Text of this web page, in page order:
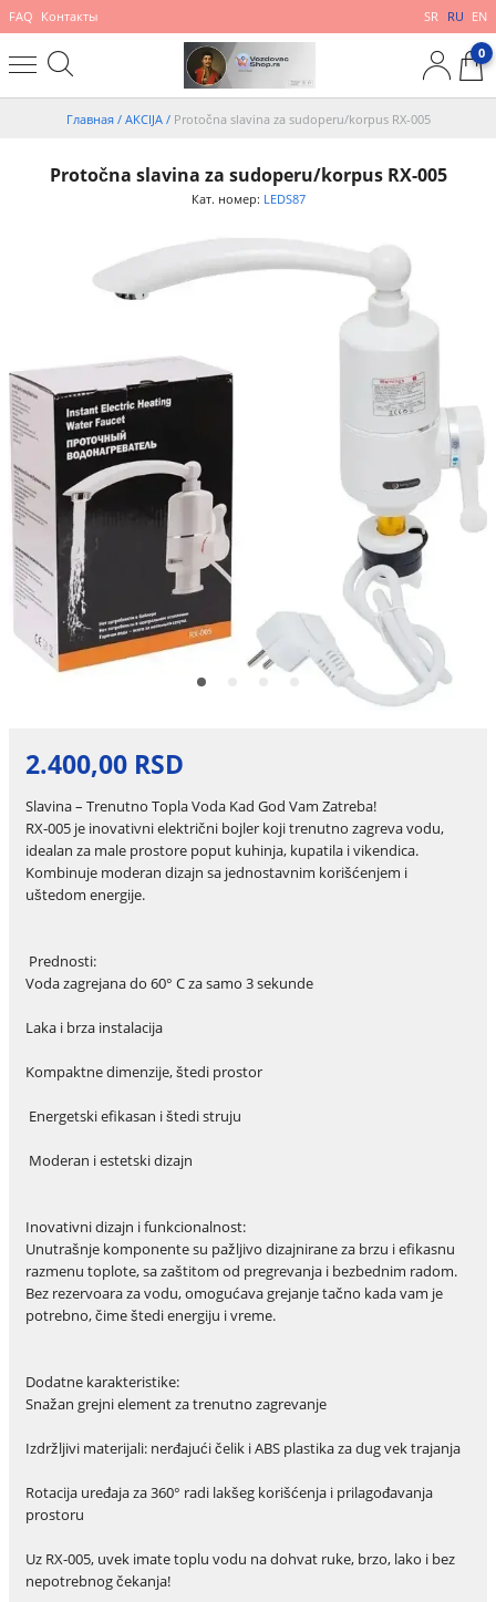
FAQ Контакты SR RU EN
0
Главная / AKCIJA / Protočna slavina za sudoperu/korpus RX-005
Protočna slavina za sudoperu/korpus RX-005
Кат. номер: LEDS87
2.400,00 RSD
Slavina – Trenutno Topla Voda Kad God Vam Zatreba!
RX-005 je inovativni električni bojler koji trenutno zagreva vodu,
idealan za male prostore poput kuhinja, kupatila i vikendica.
Kombinuje moderan dizajn sa jednostavnim korišćenjem i
uštedom energije.
Prednosti:
Voda zagrejana do 60° C za samo 3 sekunde
Laka i brza instalacija
Kompaktne dimenzije, štedi prostor
Energetski efikasan i štedi struju
Moderan i estetski dizajn
Inovativni dizajn i funkcionalnost:
Unutrašnje komponente su pažljivo dizajnirane za brzu i efikasnu
razmenu toplote, sa zaštitom od pregrevanja i bezbednim radom.
Bez rezervoara za vodu, omogućava grejanje tačno kada vam je
potrebno, čime štedi energiju i vreme.
Dodatne karakteristike:
Snažan grejni element za trenutno zagrevanje
Izdržljivi materijali: nerđajući čelik i ABS plastika za dug vek trajanja
Rotacija uređaja za 360° radi lakšeg korišćenja i prilagođavanja
prostoru
Uz RX-005, uvek imate toplu vodu na dohvat ruke, brzo, lako i bez
nepotrebnog čekanja!